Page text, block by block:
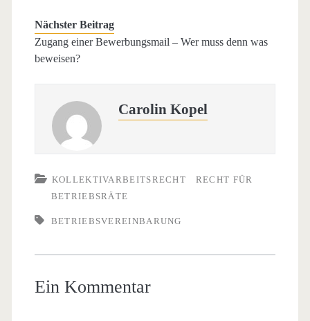
Nächster Beitrag
Zugang einer Bewerbungsmail – Wer muss denn was
beweisen?
Carolin Kopel
KOLLEKTIVARBEITSRECHT
RECHT FÜR
BETRIEBSRÄTE
BETRIEBSVEREINBARUNG
Ein Kommentar